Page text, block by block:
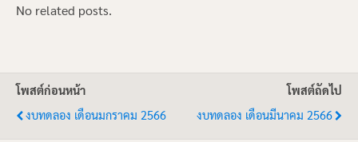
e
o
o
k
to
o
n
ai
No related posts.
โพสต์ก่อนหน้า
งบทดลอง เดือนมกราคม 2566
โพสต์ถัดไป
งบทดลอง เดือนมีนาคม 2566